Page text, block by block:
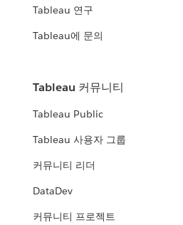
Tableau 연구
Tableau에 문의
Tableau 커뮤니티
Tableau Public
Tableau 사용자 그룹
커뮤니티 리더
DataDev
커뮤니티 프로젝트